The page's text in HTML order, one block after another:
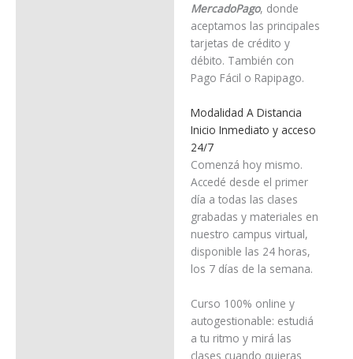
MercadoPago, donde
aceptamos las principales
tarjetas de crédito y
débito. También con
Pago Fácil o Rapipago.
Modalidad A Distancia
Inicio Inmediato y acceso
24/7
Comenzá hoy mismo.
Accedé desde el primer
día a todas las clases
grabadas y materiales en
nuestro campus virtual,
disponible las 24 horas,
los 7 días de la semana.
Curso 100% online y
autogestionable: estudiá
a tu ritmo y mirá las
clases cuando quieras